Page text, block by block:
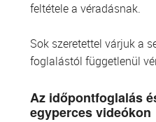
feltétele a véradásnak.
Sok szeretettel várjuk a
foglalástól függetlenül
Az időpontfoglalás
egyperces videókon